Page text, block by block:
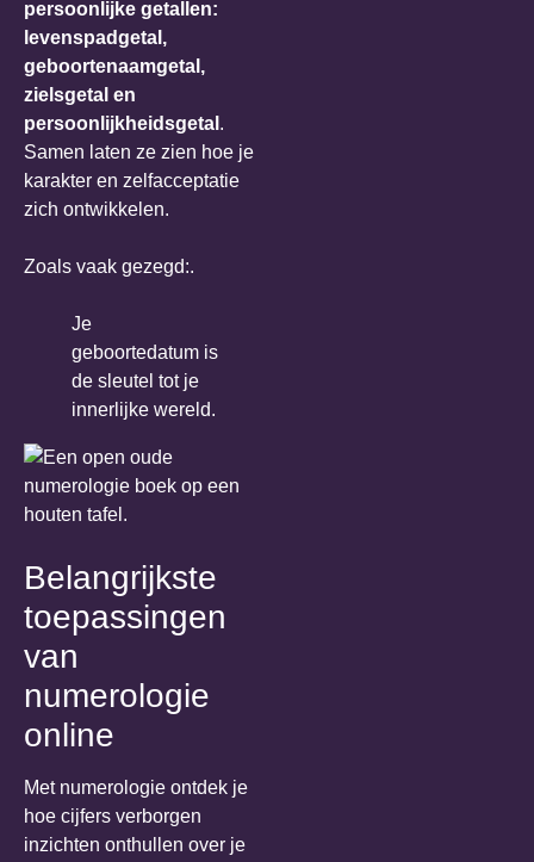
persoonlijke getallen:
levenspadgetal,
geboortenaamgetal,
zielsgetal en
persoonlijkheidsgetal .
Samen laten ze zien hoe je
karakter en zelfacceptatie
zich ontwikkelen.
Zoals vaak gezegd:.
Je
geboortedatum is
de sleutel tot je
innerlijke wereld.
Belangrijkste
toepassingen
van
numerologie
online
Met numerologie ontdek je
hoe cijfers verborgen
inzichten onthullen over je